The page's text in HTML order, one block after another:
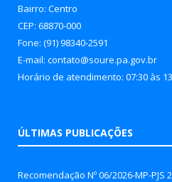
Bairro: Centro
CEP: 68870-000
Fone: (91) 98340-2591
E-mail: contato@soure.pa.gov.br
Horário de atendimento: 07:30 às
ÚLTIMAS PUBLICAÇÕES
Recomendação Nº 06/2026-MP-PJS